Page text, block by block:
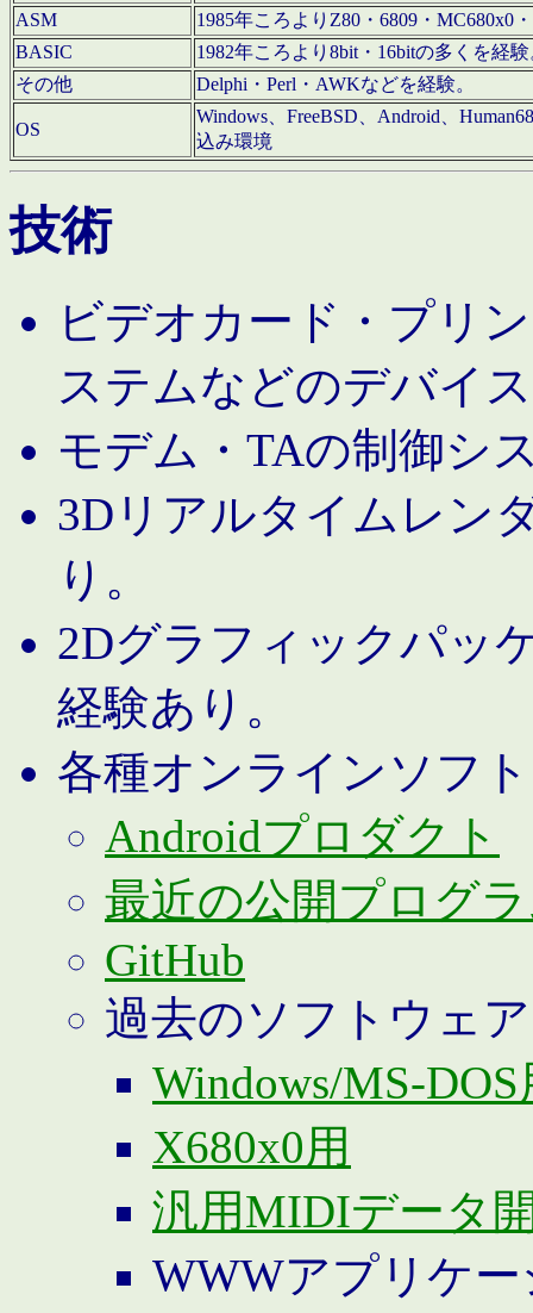
ASM
1985年ころよりZ80・6809・MC680x0
BASIC
1982年ころより8bit・16bitの多くを経
その他
Delphi・Perl・AWKなどを経験。
OS
Windows、FreeBSD、Android、
込み環境
技術
ビデオカード・プリ
ステムなどのデバイ
モデム・TAの制御シ
3Dリアルタイムレン
り。
2Dグラフィックパッ
経験あり。
各種オンラインソフ
Androidプロダクト
最近の公開プログ
GitHub
過去のソフトウェア
Windows/MS-DOS
X680x0用
汎用MIDIデータ
WWWアプリケ